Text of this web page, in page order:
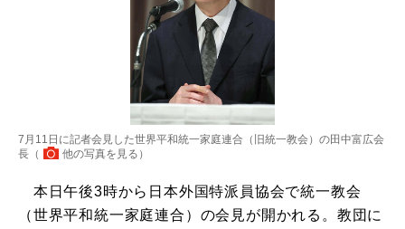
7月11日に記者会見した世界平和統一家庭連合（旧統一教会）の田中富広会
長（
他の写真を見る ）
本日午後3時から日本外国特派員協会で統一教会
（世界平和統一家庭連合）の会見が開かれる。教団に